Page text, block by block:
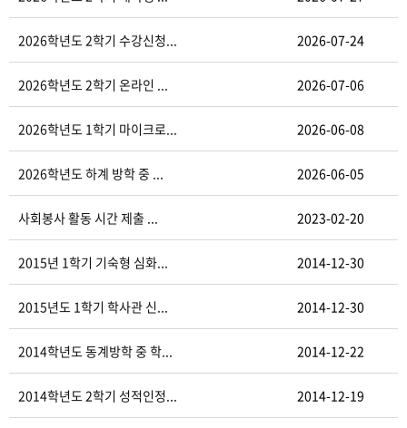
2026학년도 2학기 수강신청... 2026-07-24
2026학년도 2학기 온라인 ... 2026-07-06
2026학년도 1학기 마이크로... 2026-06-08
2026학년도 하계 방학 중 ... 2026-06-05
사회봉사 활동 시간 제출 ... 2023-02-20
2015년 1학기 기숙형 심화... 2014-12-30
2015년도 1학기 학사관 신... 2014-12-30
2014학년도 동계방학 중 학... 2014-12-22
2014학년도 2학기 성적인정... 2014-12-19